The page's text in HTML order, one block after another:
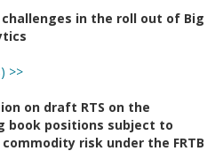
in the roll out of Big
>>
on draft RTS on the
positions subject to
risk under the FRTB